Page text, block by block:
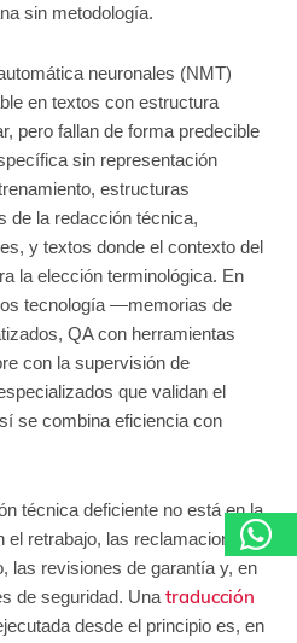
sin metodología.
neuronales (NMT)
en textos con estructura
pero fallan de forma predecible
sin representación
estructuras
de la redacción técnica,
y textos donde el contexto del
la elección terminológica. En
tecnología —memorias de
QA con herramientas
con la supervisión de
que validan el
se combina eficiencia con
técnica deficiente no está en la
el retrabajo, las reclamaciones,
las revisiones de garantía y, en
de seguridad. Unatraducción
desde el principio es, en